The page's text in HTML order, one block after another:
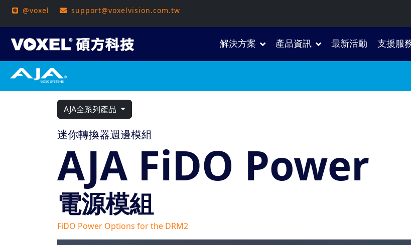
@voxel support@voxelvision.com.tw
解決方案 產品資訊 最新活動 支援服
AJA全系列產品
迷你轉換器週邊模組
AJA FiDO Power
電源模組
FiDO Power Options for the DRM2